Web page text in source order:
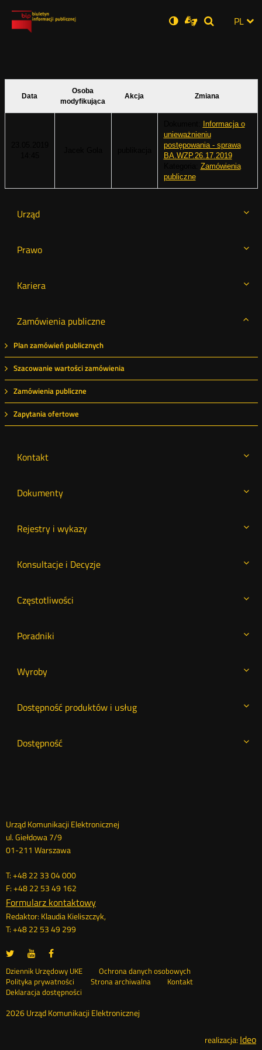
Ustawienia
Wersja
zwykła
Dla
niesłyszących
Otwórz Otwórz
Otwórz
Social PL
Urząd
Prawo
Kariera
Zamówienia publiczne
Plan zamówień publicznych
Szacowanie wartości zamówienia
Zamówienia publiczne
Zapytania ofertowe
Kontakt
Dokumenty
Rejestry i wykazy
Konsultacje i Decyzje
Częstotliwości
Poradniki
Wyroby
Dostępność produktów i usług
Dostępność
Data
Osoba
modyfikująca
Akcja Zmiana
Informacja o
unieważnieniu
postępowania - sprawa
BA.WZP.26.17.2019
Zamówienia
publiczne
Dane
kontaktowe
Urząd Komunikacji Elektronicznej
ul. Giełdowa 7/9
01-211 Warszawa
T: +48 22 33 04 000
F: +48 22 53 49 162
Formularz kontaktowy
Redaktor: Klaudia Kieliszczyk,
T: +48 22 53 49 299
UKE
portalu
Twitter
Otwórz
nowym
oknie
UKE
portalu
Youtube
Otwórz
nowym
oknie
portalu
Facebook
nowym
oknie
Stopka
menu
Dziennik Urzędowy UKE Otwórz
Ochrona danych osobowych
Polityka prywatności
Otwórz
w
oknie
Strona archiwalna
Kontakt
Deklaracja dostępności
2026 Urząd Komunikacji Elektronicznej
realizacja: Ideo